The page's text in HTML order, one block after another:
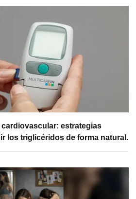
estrategias
los triglicéridos de forma natural.